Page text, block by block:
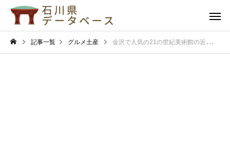
記事一覧 グルメ土産 金沢で人気の21の世紀美術館の近くで味わう安い絶品ランチ！